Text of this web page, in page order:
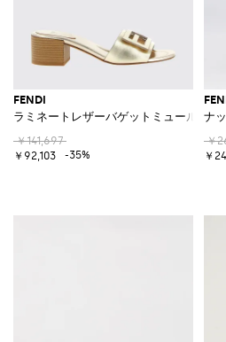
FENDI
ラミネートレザーバゲットミュール
￥141,697
￥92,103
-35%
ナ
￥
￥